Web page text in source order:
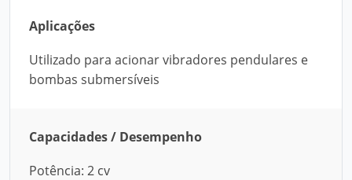
Aplicações
Utilizado para acionar vibradores pendulares e
bombas submersíveis
Capacidades / Desempenho
Potência: 2 cv